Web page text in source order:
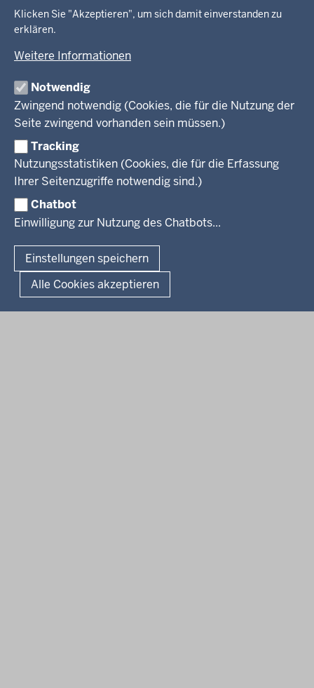
Klicken Sie "Akzeptieren", um sich damit einverstanden zu
erklären.
Weitere Informationen
Notwendig
Zwingend notwendig (Cookies, die für die Nutzung der
Seite zwingend vorhanden sein müssen.)
Tracking
Nutzungsstatistiken (Cookies, die für die Erfassung
Ihrer Seitenzugriffe notwendig sind.)
Chatbot
Einwilligung zur Nutzung des Chatbots...
Einstellungen speichern
Alle Cookies akzeptieren
Schule und Bildung
Wirtschaft und Kultur
Geodaten-Anwendungen
Neues
Produkte und Dienste
TIM-online
Webdienste
Amtsblatt
Behördenleitung
Leitbild
Personalvertretung
Regierungsbezirk
Reisekostenstelle
Veranstaltungen
Stellenangebote
Stellenangebote Schule
Praktikum
Referendariate
Bewerbung
Vormerkstelle NRW
PRESSE
Mediathek
Newsletter
Pressekontakt
Pressemitteilungen
Publikationen
VERFAHREN UND BEKANNTMACHUNGEN
Bekanntmachungen
Legionellen
Luftreinhaltepläne
Verfahrensübersichten
Überwachung umweltrelevanter Anlagen
Facebook
Instagram
LinkedIn
© 2026 Bezirksregierung Köln
Organisationsplan
Lizenzbedingungen Geobasis NRW
Dokumente und Ressourcen
Kontakt